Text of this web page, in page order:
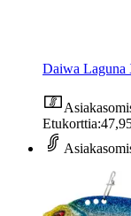
Daiwa Laguna
Etukorttia: